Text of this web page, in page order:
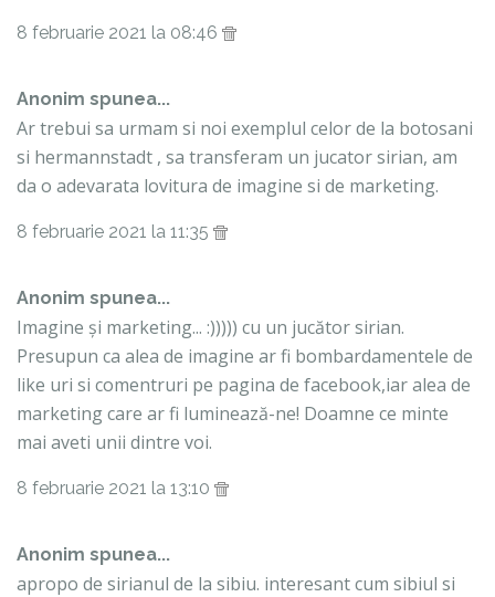
8 februarie 2021 la 08:46
Anonim spunea...
Ar trebui sa urmam si noi exemplul celor de la botosani
si hermannstadt , sa transferam un jucator sirian, am
da o adevarata lovitura de imagine si de marketing.
8 februarie 2021 la 11:35
Anonim spunea...
Imagine și marketing... :))))) cu un jucător sirian.
Presupun ca alea de imagine ar fi bombardamentele de
like uri si comentruri pe pagina de facebook,iar alea de
marketing care ar fi luminează-ne! Doamne ce minte
mai aveti unii dintre voi.
8 februarie 2021 la 13:10
Anonim spunea...
apropo de sirianul de la sibiu. interesant cum sibiul si